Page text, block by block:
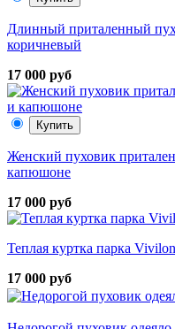
Длинный приталенный
коричневый
17 000 руб
Купить
Женский пуховик
капюшоне
17 000 руб
Теплая куртка парка
17 000 руб